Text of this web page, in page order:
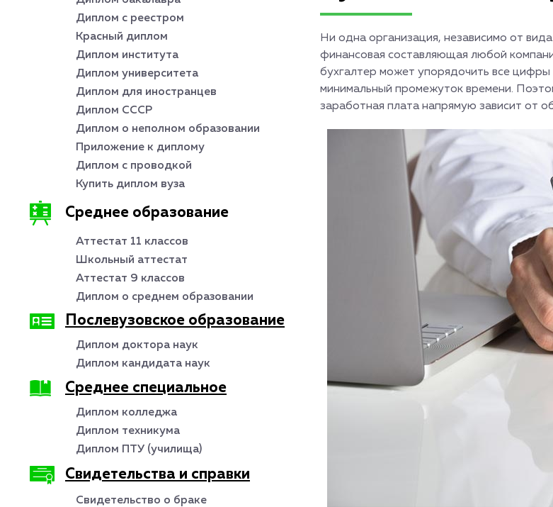
Ни одна организация, независимо от
финансовая составляющая любой
бухгалтер может упорядочить все цифры
минимальный промежуток времени.
заработная плата напрямую зависит от
Диплом с реестром
Красный диплом
Диплом института
Диплом университета
Диплом для иностранцев
Диплом СССР
Диплом о неполном образовании
Приложение к диплому
Диплом с проводкой
Купить диплом вуза
Среднее образование
Аттестат 11 классов
Школьный аттестат
Аттестат 9 классов
Диплом о среднем образовании
Послевузовское образование
Диплом доктора наук
Диплом кандидата наук
Среднее специальное
Диплом колледжа
Диплом техникума
Диплом ПТУ (училища)
Свидетельства и справки
Свидетельство о браке